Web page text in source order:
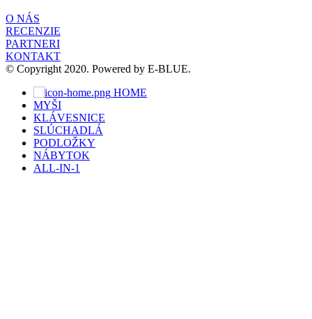
O NÁS
RECENZIE
PARTNERI
KONTAKT
© Copyright 2020. Powered by E-BLUE.
HOME
MYŠI
KLÁVESNICE
SLÚCHADLÁ
PODLOŽKY
NÁBYTOK
ALL-IN-1